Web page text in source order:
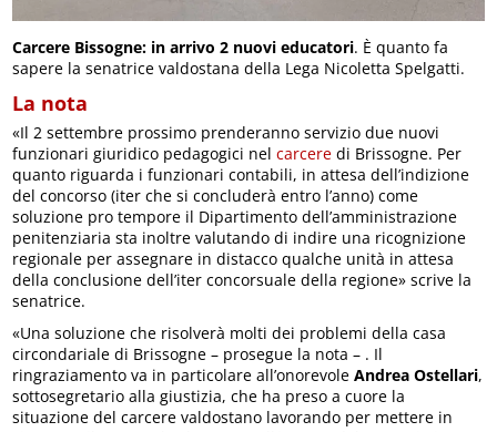
Carcere Bissogne: in arrivo 2 nuovi educatori. È quanto fa
sapere la senatrice valdostana della Lega Nicoletta Spelgatti.
La nota
«Il 2 settembre prossimo prenderanno servizio due nuovi
funzionari giuridico pedagogici nelcarcere di Brissogne. Per
quanto riguarda i funzionari contabili, in attesa dell’indizione
del concorso (iter che si concluderà entro l’anno) come
soluzione pro tempore il Dipartimento dell’amministrazione
penitenziaria sta inoltre valutando di indire una ricognizione
regionale per assegnare in distacco qualche unità in attesa
della conclusione dell’iter concorsuale della regione» scrive la
senatrice.
«Una soluzione che risolverà molti dei problemi della casa
circondariale di Brissogne – prosegue la nota – . Il
ringraziamento va in particolare all’onorevoleAndrea Ostellari,
sottosegretario alla giustizia, che ha preso a cuore la
situazione del carcere valdostano lavorando per mettere in